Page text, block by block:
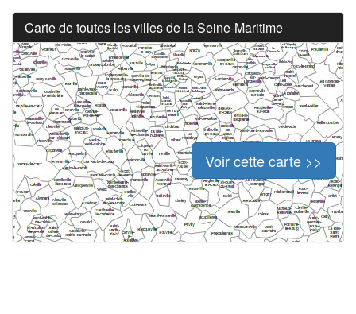
Carte de toutes les villes de la Seine-Maritime
Voir cette carte >>